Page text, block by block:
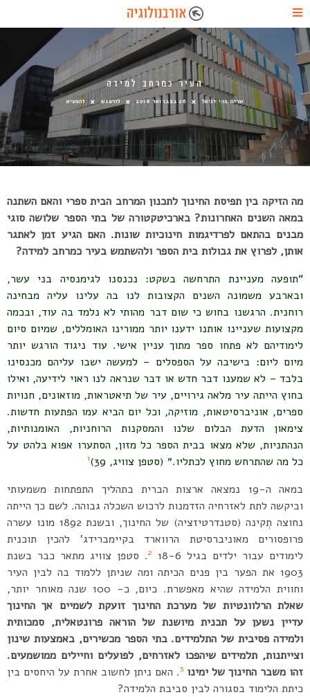
העיר כמרחב למידה
שרית פרי דניאל 26 בפברואר 2018 להיפגש להמציא
מה הזיקה בין תפיסת החינוך לתכנון המרחב הבית ספרי והאם השתנה
במאה השנים האחרונות? בארכיטקטורה של בתי הספר שלושה סוגי
מבנים בהתאם לפרדיגמות חינוכיות שונות. האם הגיע זמן לאתגר
אותן, לפרוץ את גבולות בית הספר ולהשתמש בעיר כמרחב למידה?
“תופעה מעניינת התרחשה בשקט: נכנסנו לגימנסיה בני עשר,
ובארבע משמונה השנים הקצובות לנו בה עלינו עליה מבחינה
רוחנית. הרגשנו בחוש כי שום דבר מהותי לא נלמד בה עוד, ובכמה
מקצועות שעניינו אותנו ידענו יותר ממורינו האומללים, שמיום סיום
לימודיהם לא פתחו ספר מתוך עניין אישי. עוד ניגוד הורגש יותר
מיום ליום: בישיבה על הספסלים – למעשה ישבו עליהם מכנסינו
בלבד – לא שמענו דבר חדש או דבר שנראה לנו ראוי לידיעה, ואילו
בחוץ הייתה עיר מלאה גירויים, עיר של תיאטראות, מוזאונים, חנויות
ספרים, אוניברסיטאות, מוזיקה, וכל יום הביא עמו הפתעות חדשות.
צימאון הדעת הבלום שלנו והמסקנות הרוחניות, האומנותיות,
הנהתניות, שלא מצאו בבית הספר כל מזון, הסתערו אפוא בלהט על
כל מה שהתרחש מחוץ לכתליו.״ (סטפן צוויג, 39)
1
במאה ה-19 נמצאה ארצות הברית בתהליך התפתחות משמעותי
וביקשה לתת לאזרחיה הזדמנות לרכוש השכלה גבוהה. לשם כך הייתה
נחוצה תְקינה (סטנדרטיזציה) של החינוך, ובשנת 1892 מונו עשרה
פרופסורים מאוניברסיטת הרווארד בקיימברידג’ להכין תוכנית
לימודים עבור ילדים בגיל 18-6
2. סטפן צוויג מתאר כבר בשנת
1903 את הפער בין פנים הכיתה ומה שניתן ללמוד בה לבין העיר
וחווית הלמידה שהיא מאפשרת. כיום, כ- 100 שנה מאוחר יותר,
שאלת הרלוונטיות של מערכת החינוך זועקת לשמיים אך החינוך
עדיין נשען על תכנית מיושנת של הוראה פרונטאלית, סמכותית
ולמידה פסיבית של התלמידים. בתי הספר מכשירים, באמצעות שינון
וצייתנות, תלמידים שיהפכו לאזרחים, לפועלים וחיילים ממושמעים.
זהו משבר החינוך של ימינו 3. האם ניתן לחשוב אחרת על היחסים בין
כיתת הלימוד בסגורה לבין סביבת הלמידה?